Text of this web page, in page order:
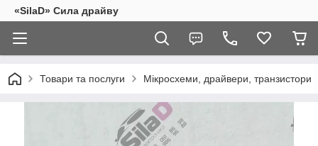
«SilaD» Сила драйву
Товари та послуги Мікросхеми, драйвери, транзистори